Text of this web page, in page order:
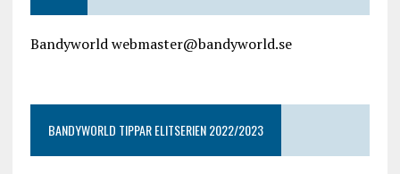
Bandyworld webmaster@bandyworld.se
BANDYWORLD TIPPAR ELITSERIEN 2022/2023